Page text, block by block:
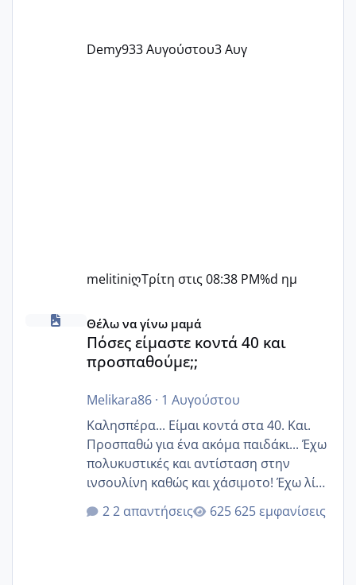
Demy933 Αυγούστου3 Αυγ
melitiniღΤρίτη στις 08:38 PM%d ημ
Πόσες είμαστε κοντά 40 και προσπαθούμε;;
Θέλω να γίνω μαμά
Πόσες είμαστε κοντά 40 και
προσπαθούμε;;
Melikara86· 1 Αυγούστου
Καλησπέρα... Είμαι κοντά στα 40. Και.
Προσπαθώ για ένα ακόμα παιδάκι... Έχω
πολυκυστικές και αντίσταση στην
ινσουλίνη καθώς και χάσιμοτο! Έχω λίγα
κιλά παραπάνω και όσο κ αν προσπαθώ
δεν χάνω εύκολα! Προσπαθώ για ακόμη
2 απαντήσεις 625 εμφανίσεις